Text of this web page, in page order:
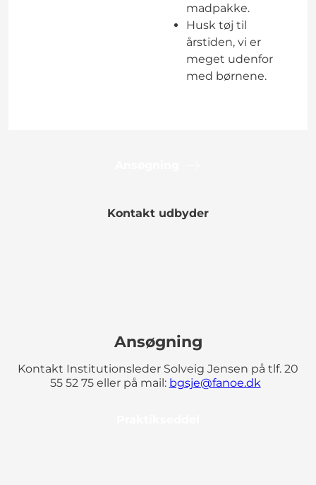
madpakke.
Husk tøj til
årstiden, vi er
meget udenfor
med børnene.
Kontakt udbyder
Ansøgning
Kontakt Institutionsleder Solveig Jensen på tlf. 20
55 52 75 eller på mail: bgsje@fanoe.dk